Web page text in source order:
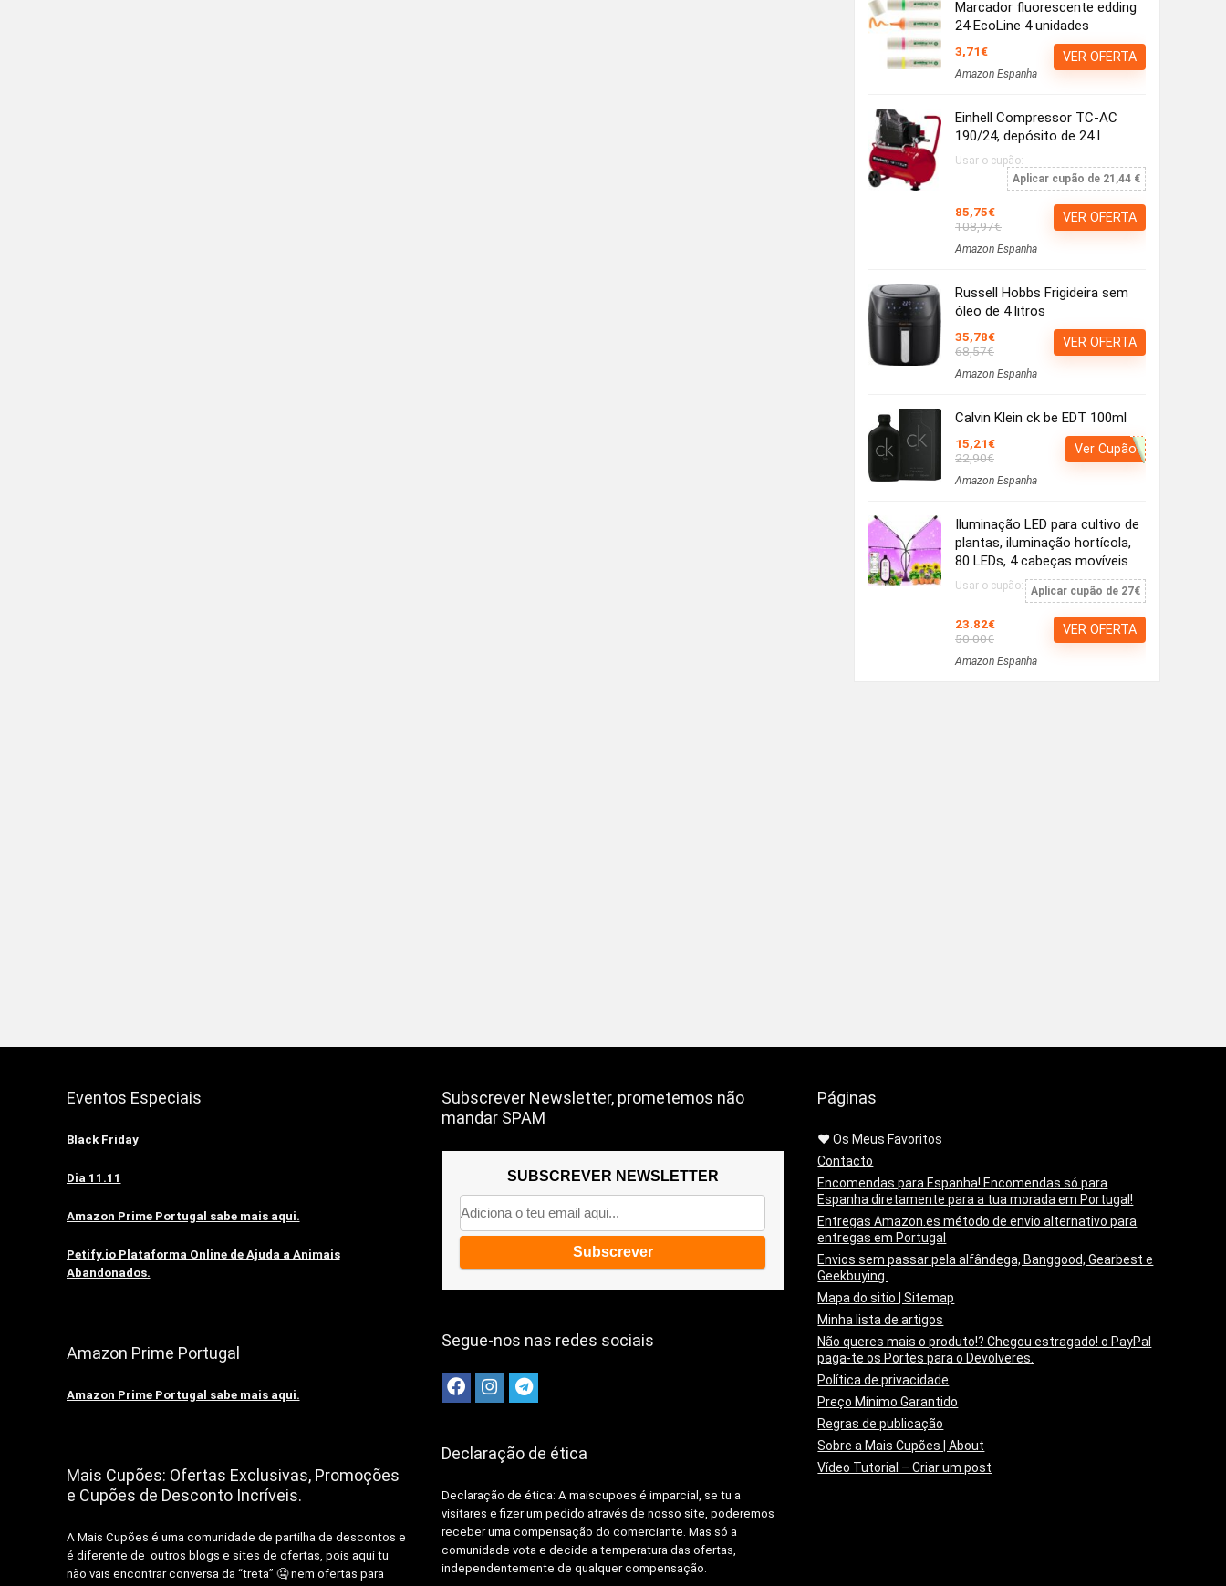
Marcador fluorescente edding
24 EcoLine 4 unidades
3,71€
Amazon Espanha
VER OFERTA
Einhell Compressor TC-AC
190/24, depósito de 24 l
Usar o cupão:
Aplicar cupão de 21,44 €
85,75€
108,97€
Amazon Espanha
VER OFERTA
Russell Hobbs Frigideira sem
óleo de 4 litros
35,78€
68,57€
Amazon Espanha
VER OFERTA
Calvin Klein ck be EDT 100ml
15,21€
22,90€
Amazon Espanha
Ver Cupão
Iluminação LED para cultivo de
plantas, iluminação hortícola,
80 LEDs, 4 cabeças movíveis
Usar o cupão: Aplicar cupão de 27€
23.82€
50.00€
Amazon Espanha
VER OFERTA
Eventos Especiais
Black Friday
Dia 11.11
Amazon Prime Portugal sabe mais aqui.
Petify.io Plataforma Online de Ajuda a Animais
Abandonados.
Amazon Prime Portugal
Amazon Prime Portugal sabe mais aqui.
Mais Cupões: Ofertas Exclusivas, Promoções
e Cupões de Desconto Incríveis.
A Mais Cupões é uma comunidade de partilha de descontos e
é diferente de outros blogs e sites de ofertas, pois aqui tu
não vais encontrar conversa da “treta” 🤐 nem ofertas para
Subscrever Newsletter, prometemos não
mandar SPAM
SUBSCREVER NEWSLETTER
Segue-nos nas redes sociais
Declaração de ética
Declaração de ética: Amaiscupoes é imparcial, se tu a
visitares e fizer um pedido através de nosso site, poderemos
receber uma compensação do comerciante. Mas só a
comunidade vota e decide a temperatura das ofertas,
independentemente de qualquer compensação.
Páginas
❤️ Os Meus Favoritos
Contacto
Encomendas para Espanha! Encomendas só para
Espanha diretamente para a tua morada em Portugal!
Entregas Amazon.es método de envio alternativo para
entregas em Portugal
Envios sem passar pela alfândega, Banggood, Gearbest e
Geekbuying.
Mapa do sitio | Sitemap
Minha lista de artigos
Não queres mais o produto!? Chegou estragado! o PayPal
paga-te os Portes para o Devolveres.
Política de privacidade
Preço Mínimo Garantido
Regras de publicação
Sobre a Mais Cupões | About
Vídeo Tutorial – Criar um post